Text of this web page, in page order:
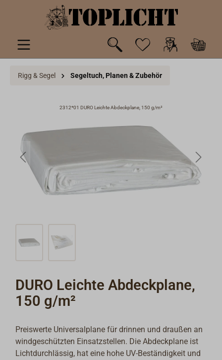
springen
Rigg & Segel Segeltuch, Planen & Zubehör
2312*01 DURO Leichte Abdeckplane, 150 g/m²
DURO Leichte Abdeckplane,
150 g/m²
Preiswerte Universalplane für drinnen und draußen an
windgeschützten Einsatzstellen. Die Abdeckplane ist
Lichtdurchlässig, hat eine hohe UV-Beständigkeit und